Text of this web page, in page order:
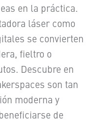
en la práctica.
láser como
se convierten
fieltro o
Descubre en
son tan
moderna y
de